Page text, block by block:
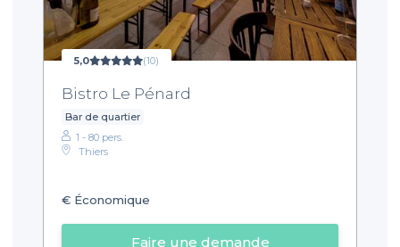
5,0 (10)
Bistro Le Pénard
Bar de quartier
1 - 80 pers.
Thiers
€ Économique
Faire une demande